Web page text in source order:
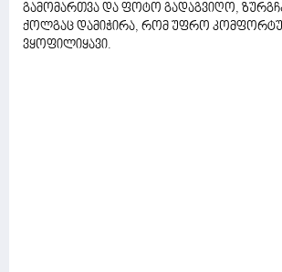
გამომართვა და ფოტო გადაგვიღო,
ქოლგაც დამიჭირა, რომ უფრო
ვყოფილიყავი.